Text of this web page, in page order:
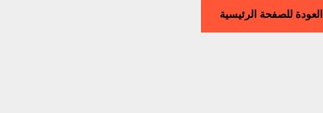
العودة للصفحة الرئيسية